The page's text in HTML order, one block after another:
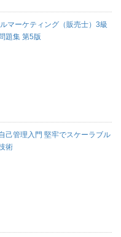
マーケティング（販売士）3級
題集 第5版
己管理入門 堅牢でスケーラブル
術